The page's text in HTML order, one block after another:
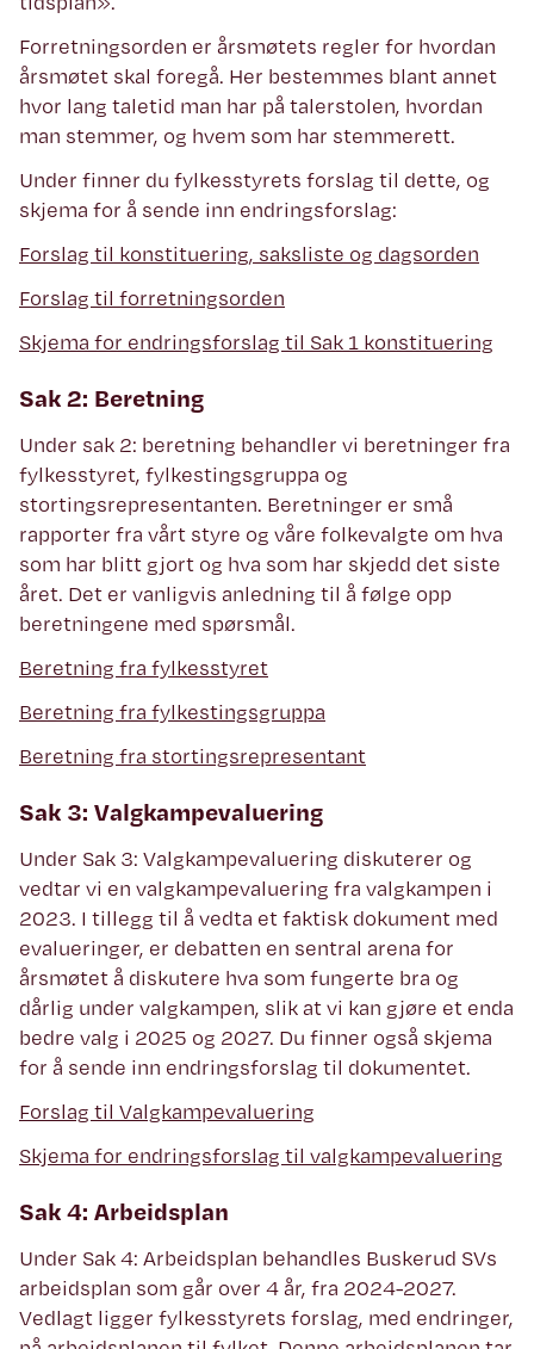
Forretningsorden er årsmøtets regler for hvordan
årsmøtet skal foregå. Her bestemmes blant annet
hvor lang taletid man har på talerstolen, hvordan
man stemmer, og hvem som har stemmerett.
Under finner du fylkesstyrets forslag til dette, og
skjema for å sende inn endringsforslag:
Forslag til konstituering, saksliste og dagsorden
Forslag til forretningsorden
Skjema for endringsforslag til Sak 1 konstituering
Sak 2: Beretning
Under sak 2: beretning behandler vi beretninger fra
fylkesstyret, fylkestingsgruppa og
stortingsrepresentanten. Beretninger er små
rapporter fra vårt styre og våre folkevalgte om hva
som har blitt gjort og hva som har skjedd det siste
året. Det er vanligvis anledning til å følge opp
beretningene med spørsmål.
Beretning fra fylkesstyret
Beretning fra fylkestingsgruppa
Beretning fra stortingsrepresentant
Sak 3: Valgkampevaluering
Under Sak 3: Valgkampevaluering diskuterer og
vedtar vi en valgkampevaluering fra valgkampen i
2023. I tillegg til å vedta et faktisk dokument med
evalueringer, er debatten en sentral arena for
årsmøtet å diskutere hva som fungerte bra og
dårlig under valgkampen, slik at vi kan gjøre et enda
bedre valg i 2025 og 2027. Du finner også skjema
for å sende inn endringsforslag til dokumentet.
Forslag til Valgkampevaluering
Skjema for endringsforslag til valgkampevaluering
Sak 4: Arbeidsplan
Under Sak 4: Arbeidsplan behandles Buskerud SVs
arbeidsplan som går over 4 år, fra 2024-2027.
Vedlagt ligger fylkesstyrets forslag, med endringer,